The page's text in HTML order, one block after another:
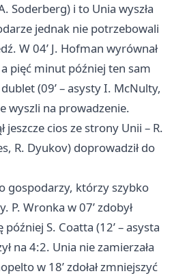
Soderberg) i to Unia wyszła
jednak nie potrzebowali
W 04’ J. Hofman wyrównał
pięć minut później ten sam
(09’ – asysty I. McNulty,
wyszli na prowadzenie.
jeszcze cios ze strony Unii – R.
R. Dyukov) doprowadził do
gospodarzy, którzy szybko
Wronka w 07’ zdobył
S. Coatta (12’ – asysta
na 4:2. Unia nie zamierzała
w 18’ zdołał zmniejszyć